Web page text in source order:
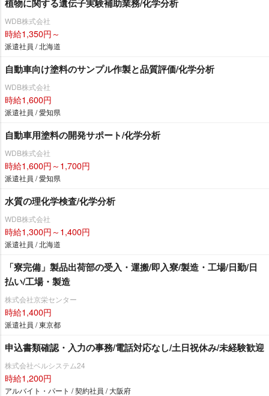
植物に関する遺伝子実験補助業務/化学分析
WDB株式会社
時給1,350円～
派遣社員 / 北海道
自動車向け塗料のサンプル作製と品質評価/化学分析
WDB株式会社
時給1,600円
派遣社員 / 愛知県
自動車用塗料の開発サポート/化学分析
WDB株式会社
時給1,600円～1,700円
派遣社員 / 愛知県
水質の理化学検査/化学分析
WDB株式会社
時給1,300円～1,400円
派遣社員 / 北海道
「寮完備」製品出荷部の受入・運搬/即入寮/製造・工場/日勤/日
払い/工場・製造
株式会社京栄センター
時給1,400円
派遣社員 / 東京都
申込書類確認・入力の事務/電話対応なし/土日祝休み/未経験歓迎
株式会社ベルシステム24
時給1,200円
アルバイト・パート / 契約社員 / 大阪府